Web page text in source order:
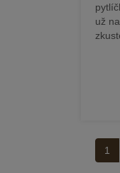
už
1